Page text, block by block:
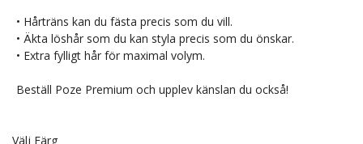
• Hårträns kan du fästa precis som du vill.
• Äkta löshår som du kan styla precis som du önskar.
• Extra fylligt hår för maximal volym.
Beställ Poze Premium och upplev känslan du också!
Välj Färg